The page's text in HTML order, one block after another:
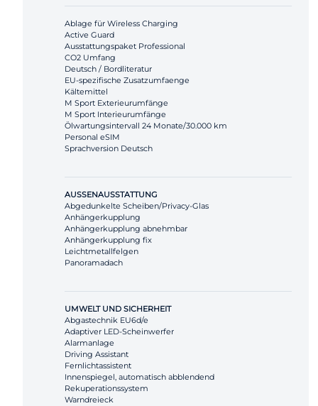
Ablage für Wireless Charging
Active Guard
Ausstattungspaket Professional
CO2 Umfang
Deutsch / Bordliteratur
EU-spezifische Zusatzumfaenge
Kältemittel
M Sport Exterieurumfänge
M Sport Interieurumfänge
Ölwartungsintervall 24 Monate/30.000 km
Personal eSIM
Sprachversion Deutsch
AUSSENAUSSTATTUNG
Abgedunkelte Scheiben/Privacy-Glas
Anhängerkupplung
Anhängerkupplung abnehmbar
Anhängerkupplung fix
Leichtmetallfelgen
Panoramadach
UMWELT UND SICHERHEIT
Abgastechnik EU6d/e
Adaptiver LED-Scheinwerfer
Alarmanlage
Driving Assistant
Fernlichtassistent
Innenspiegel, automatisch abblendend
Rekuperationssystem
Warndreieck